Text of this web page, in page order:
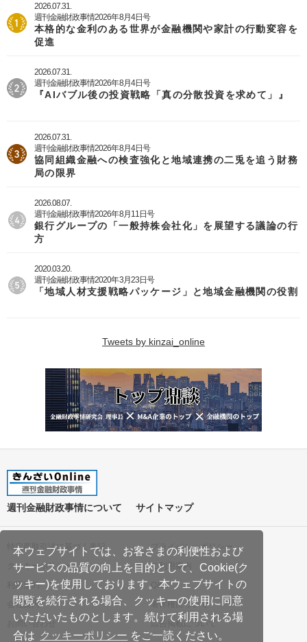
本ウェブサイトでは、お客さまの利便性および
サービスの品質の向上を目的として、Cookie(ク
ッキー)を使用しております。本ウェブサイトの
閲覧を続行される場合、クッキーの使用に同意
いただいたものとします。続けて利用される場
合は クッキーポリシー をご一読ください。
2026.07.31.
週刊金融財政事情2026年8月4日号
本格的な金利のある世界が金融機関や家計の行動変容を
促進
2026.07.31.
週刊金融財政事情2026年8月4日号
『AIバブル後の投資戦略「真の分散投資を求めて」』
2026.07.31.
週刊金融財政事情2026年8月4日号
協同組織金融への検査強化と地域連携の二兎を追う財務
局の限界
2026.08.07.
週刊金融財政事情2026年8月11日号
銀行グループの「一般持株会社化」を展望する議論の行
方
2020.03.20.
週刊金融財政事情2020年3月23日号
「地域人材支援戦略パッケージ」と地域金融機関の役割
Tweets by kinzai_online
週刊金融財政事情について サイトマップ
特定商取引法に基づく表記
プライバシーポリシー
クッキーポリシー
ご利用案内
利用規約
Q&A
会社案内
著作権について
お問い合わせ
広告掲載について